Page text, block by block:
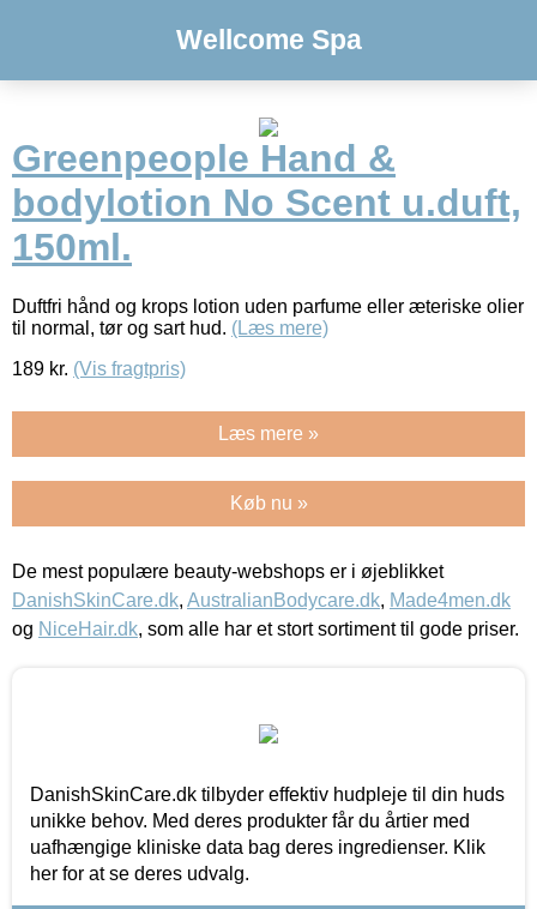
Wellcome Spa
Greenpeople Hand &
bodylotion No Scent u.duft,
150ml.
Duftfri hånd og krops lotion uden parfume eller æteriske olier
til normal, tør og sart hud. (Læs mere)
189 kr. (Vis fragtpris)
Læs mere »
Køb nu »
De mest populære beauty-webshops er i øjeblikket
DanishSkinCare.dk, AustralianBodycare.dk, Made4men.dk
og NiceHair.dk, som alle har et stort sortiment til gode priser.
DanishSkinCare.dk tilbyder effektiv hudpleje til din huds
unikke behov. Med deres produkter får du årtier med
uafhængige kliniske data bag deres ingredienser. Klik
her for at se deres udvalg.